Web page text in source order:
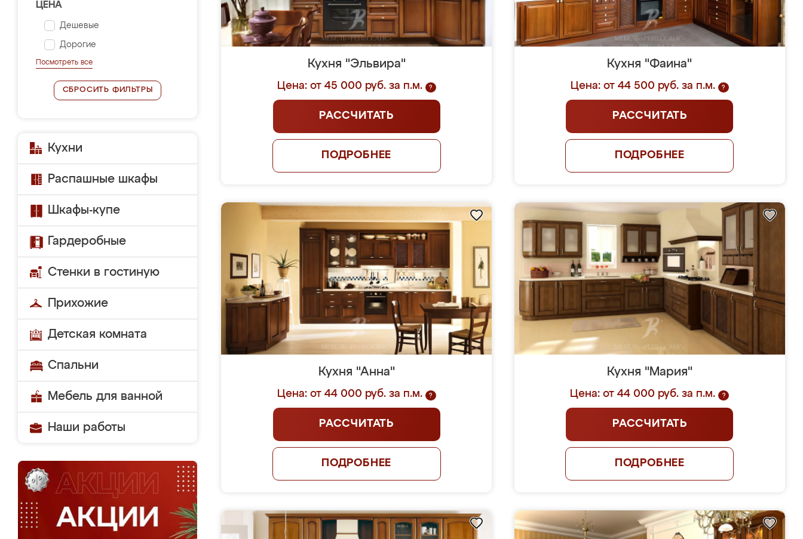
ЦЕНА
Дешевые
Дорогие
Посмотреть все
СБРОСИТЬ ФИЛЬТРЫ
Кухни
Распашные шкафы
Шкафы-купе
Гардеробные
Стенки в гостиную
Прихожие
Детская комната
Спальни
Мебель для ванной
Наши работы
Кухня "Эльвира"
Цена: от 45 000 руб. за п.м. ?
РАССЧИТАТЬ
ПОДРОБНЕЕ
Кухня "Фаина"
Цена: от 44 500 руб. за п.м. ?
РАССЧИТАТЬ
ПОДРОБНЕЕ
Кухня "Анна"
Цена: от 44 000 руб. за п.м. ?
РАССЧИТАТЬ
ПОДРОБНЕЕ
Кухня "Мария"
Цена: от 44 000 руб. за п.м. ?
РАССЧИТАТЬ
ПОДРОБНЕЕ